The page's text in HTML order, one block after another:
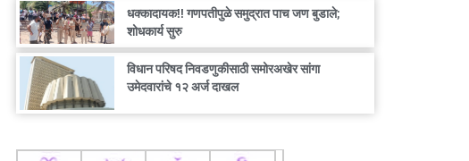
धक्कादायक!! गणपतीपुळे समुद्रात पाच जण बुडाले;
शोधकार्य सुरु
विधान परिषद निवडणुकीसाठी समोरअखेर सांगा
उमेदवारांचे १२ अर्ज दाखल